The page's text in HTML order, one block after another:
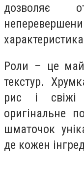
дозволяє
Роли – це
текстур.
рис і свіжі
оригінальне
шматочок
де кожен